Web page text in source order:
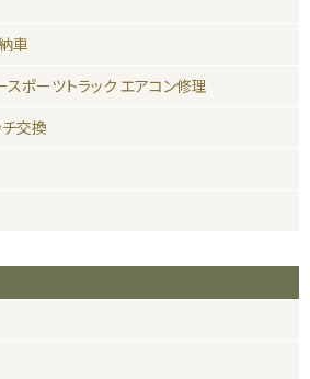
車
スポーツトラック エアコン修理
交換